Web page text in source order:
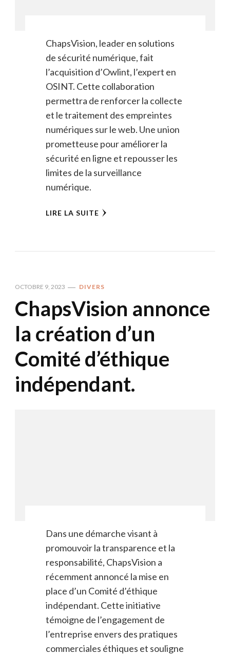
ChapsVision, leader en solutions
de sécurité numérique, fait
l’acquisition d’Owlint, l’expert en
OSINT. Cette collaboration
permettra de renforcer la collecte
et le traitement des empreintes
numériques sur le web. Une union
prometteuse pour améliorer la
sécurité en ligne et repousser les
limites de la surveillance
numérique.
LIRE LA SUITE
OCTOBRE 9, 2023 DIVERS
ChapsVision annonce
la création d’un
Comité d’éthique
indépendant.
Dans une démarche visant à
promouvoir la transparence et la
responsabilité, ChapsVision a
récemment annoncé la mise en
place d’un Comité d’éthique
indépendant. Cette initiative
témoigne de l’engagement de
l’entreprise envers des pratiques
commerciales éthiques et souligne